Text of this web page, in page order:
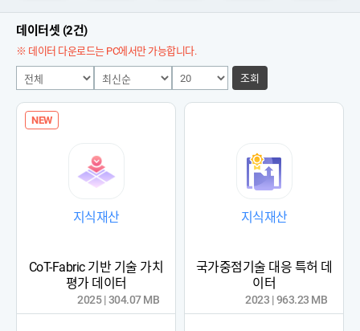
데이터셋 (2건)
※ 데이터 다운로드는 PC에서만 가능합니다.
조회
NEW
지식재산
CoT-Fabric 기반 기술 가치
평가 데이터
2025 | 304.07 MB
지식재산
국가중점기술 대응 특허 데
이터
2023 | 963.23 MB